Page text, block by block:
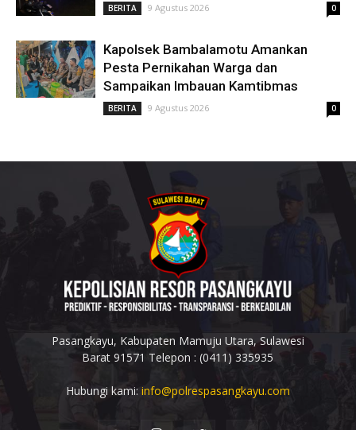
BERITA 9 Agustus 2026 0
Kapolsek Bambalamotu Amankan
Pesta Pernikahan Warga dan
Sampaikan Imbauan Kamtibmas
BERITA 9 Agustus 2026 0
Pasangkayu, Kabupaten Mamuju Utara, Sulawesi
Barat 91571 Telepon : (0411) 335935
Hubungi kami: info@polrespasangkayu.com